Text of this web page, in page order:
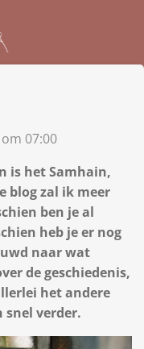
07:00
is het Samhain,
blog zal ik meer
ben je al
heb je er nog
naar wat
de geschiedenis,
het andere
snel verder.